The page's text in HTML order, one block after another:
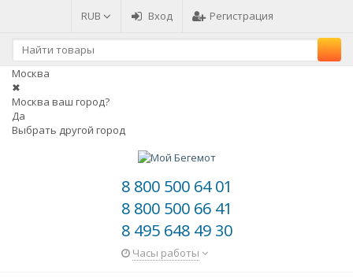
RUB Вход Регистрация
Москва
✖
Москва ваш город?
Да
Выбрать другой город
8 800 500 64 01
8 800 500 66 41
8 495 648 49 30
Часы работы